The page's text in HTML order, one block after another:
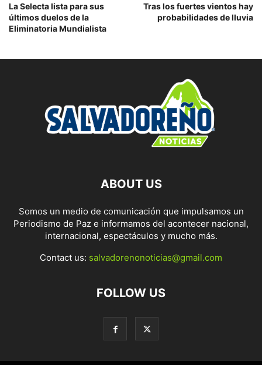
La Selecta lista para sus
últimos duelos de la
Eliminatoria Mundialista
Tras los fuertes vientos hay
probabilidades de lluvia
ABOUT US
Somos un medio de comunicación que impulsamos un
Periodismo de Paz e informamos del acontecer nacional,
internacional, espectáculos y mucho más.
Contact us: salvadorenonoticias@gmail.com
FOLLOW US